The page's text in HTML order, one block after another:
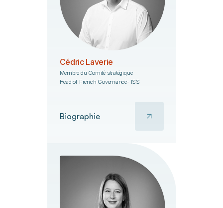
Cédric Laverie
Membre du Comité stratégique
Head of French Governance- ISS
Biographie